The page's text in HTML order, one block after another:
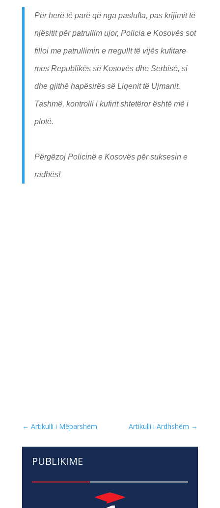
Për herë të parë që nga paslufta, pas krijimit të
njësitit për patrullim ujor, Policia e Kosovës sot
filloi me patrullimin e rregullt të vijës kufitare
mes Republikës së Kosovës dhe Serbisë, si
dhe gjithë hapësirës së Liqenit të Ujmanit.
Tashmë, kontrolli i kufirit shtetëror është më i
plotë.
Përgëzoj Policinë e Kosovës për suksesin e
radhës!
← Artikulli i Mëparshëm Artikulli i Ardhshëm →
PUBLIKIME